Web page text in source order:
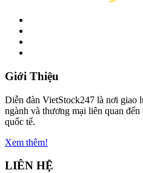
Giới Thiệu
Diễn đàn VietStock247 là nơi giao
ngành và thương mại liên quan
quốc tế.
Xem thêm!
LIÊN HỆ